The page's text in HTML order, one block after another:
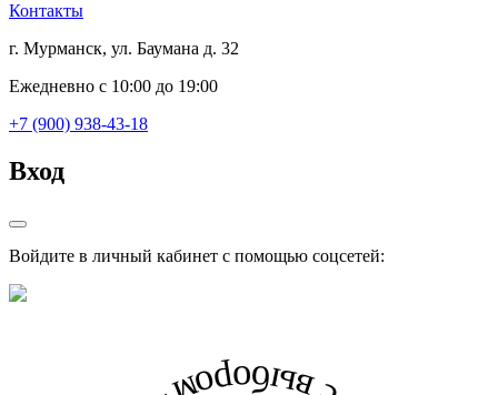
Контакты
г. Мурманск, ул. Баумана д. 32
Ежедневно с 10:00 до 19:00
+7 (900) 938-43-18
Вход
Войдите в личный кабинет с помощью соцсетей: